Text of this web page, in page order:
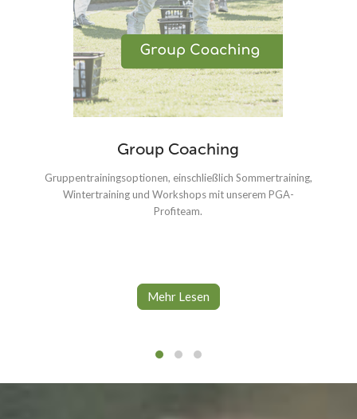
Group Coaching
Gruppentrainingsoptionen, einschließlich Sommertraining,
Wintertraining und Workshops mit unserem PGA-
Profiteam.
Mehr Lesen